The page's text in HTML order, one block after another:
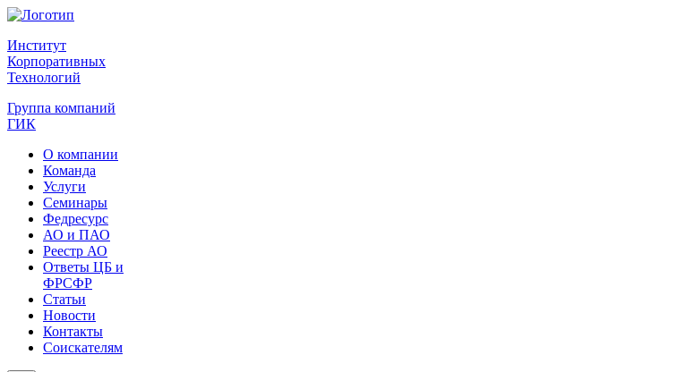
Институт
Корпоративных
Технологий
Группа компаний
ГИК
О компании
Команда
Услуги
Семинары
Федресурс
АО и ПАО
Реестр АО
Ответы ЦБ и
ФРСФР
Статьи
Новости
Контакты
Соискателям